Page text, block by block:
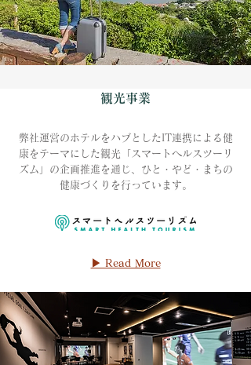
観光事業
弊社運営のホテルをハブとしたIT連携による健
康をテーマにした観光「スマートヘルスツーリ
ズム」の企画推進を通じ、ひと・やど・まちの
健康づくりを行っています。
▶ Read More